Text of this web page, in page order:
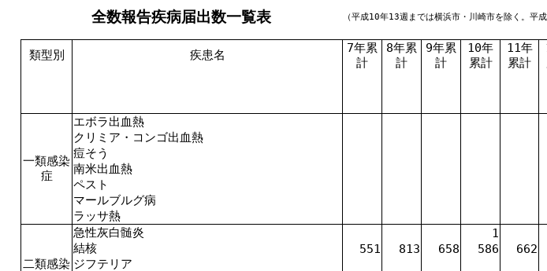
全数報告疾病届出数一覧表 （平成10年13週までは横浜市・川崎市を除く。平
類型別 疾患名
7年累
計
8年累
計
9年累
計
10年
累計
11年
累計
一類感染
症
エボラ出血熱
クリミア・コンゴ出血熱
痘そう
南米出血熱
ペスト
マールブルグ病
ラッサ熱
二類感染
急性灰白髄炎
1
結核
551 813 658 586 662
ジフテリア